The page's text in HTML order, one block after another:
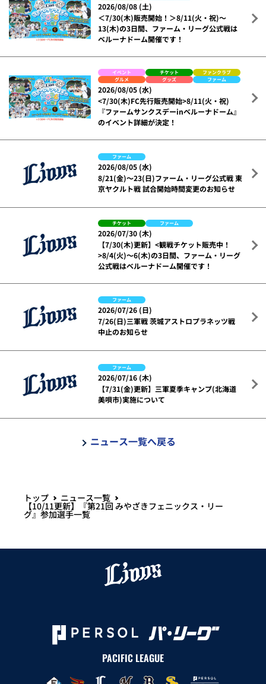
2026/08/08 (土)
＜7/30(木)販売開始！＞8/11(火・祝)～
13(木)の3日間、ファーム・リーグ公式戦は
ベルーナドーム開催です！
イベント チケット
ファンクラブ
グルメ
グッズ ファーム
2026/08/05 (水)
<7/30(木)FC先行販売開始>8/11(火・祝)
『ファームサンクスデーinベルーナドーム』
のイベント詳細が決定！
ファーム
2026/08/05 (水)
8/21(金)～23(日)ファーム・リーグ公式戦 東
京ヤクルト戦 試合開始時間変更のお知らせ
チケット ファーム
2026/07/30 (木)
【7/30(木)更新】<観戦チケット販売中！
>8/4(火)～6(木)の3日間、ファーム・リーグ
公式戦はベルーナドーム開催です！
ファーム
2026/07/26 (日)
7/26(日)三軍戦 茨城アストロプラネッツ戦
中止のお知らせ
ファーム
2026/07/16 (木)
【7/31(金)更新】三軍夏季キャンプ(北海道
美唄市)実施について
ニュース一覧へ戻る
トップ ニュース一覧
【10/11更新】『第21回 みやざきフェニックス・リー
グ』参加選手一覧
PACIFIC LEAGUE